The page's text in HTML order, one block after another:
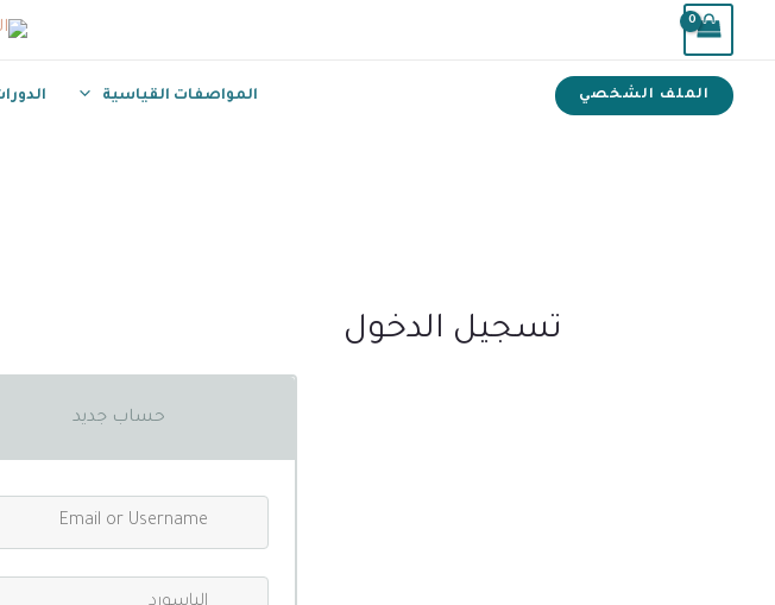
المحتوى
الملف الشخصي المواصفات القياسية
تسجيل الدخول
حساب جديد